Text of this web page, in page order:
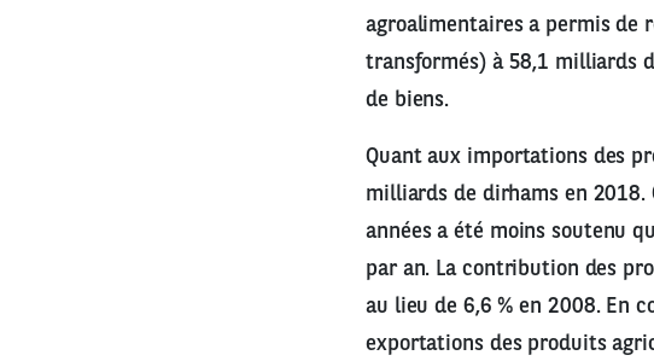
agroalimentaires a permis de
transformés) à 58,1 milliards
de biens.
Quant aux importations des
milliards de dirhams en 2018.
années a été moins soutenu
par an. La contribution des
au lieu de 6,6 % en 2008. En
exportations des produits